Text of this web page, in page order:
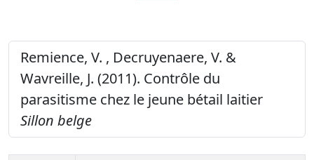
Remience, V. , Decruyenaere, V. &
Wavreille, J. (2011). Contrôle du
parasitisme chez le jeune bétail laitier
Sillon belge